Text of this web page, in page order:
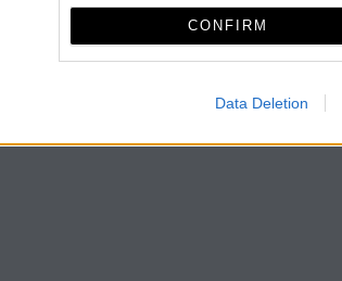
CONFIRM
Data Deletion